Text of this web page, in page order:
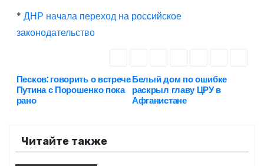
* ДНР начала переход на российское
законодательство
Н
а
в
и
Белый дом по ошибке
раскрыл главу ЦРУ в
Афганистане
Песков: говорить о встрече
Путина с Порошенко пока
рано
Читайте также